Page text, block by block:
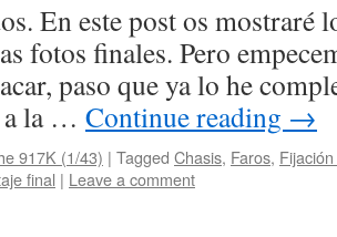
En este post os mostraré
fotos finales. Pero
paso que ya lo he
a la … Continue reading →
917K (1/43) | Tagged Chasis, Faros,
final | Leave a comment